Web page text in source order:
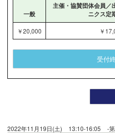
一般
主催・協賛団体会員／
ニクス定
￥20,000 ￥
受付
2022年11月19日(土) 13:10-16:05
-